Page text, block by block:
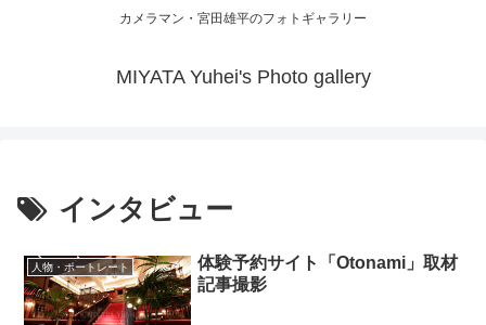
カメラマン・宮田雄平のフォトギャラリー
MIYATA Yuhei's Photo gallery
インタビュー
人物・ポートレート
体験予約サイト「Otonami」取材
記事撮影